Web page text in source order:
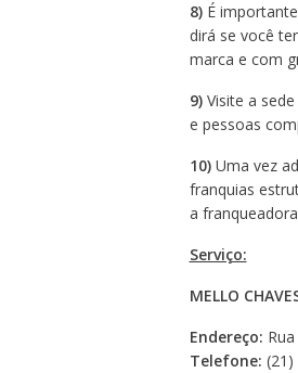
8) É
dirá se você
marca e com
9)Visite a
e pessoas
10)Uma vez
franquias
a
Serviço:
MELLO
Endereço:
Telefone: (21)